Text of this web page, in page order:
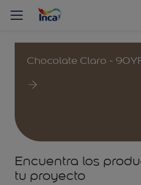
Chocolate Claro -
Encuentra los
tu proyecto